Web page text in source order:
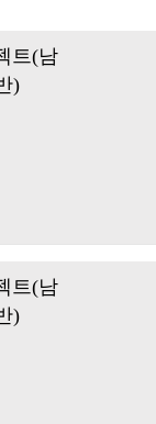
트(남
)
트(남
)